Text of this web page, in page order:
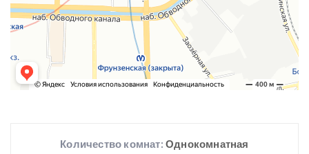
Количество комнат:Однокомнатная